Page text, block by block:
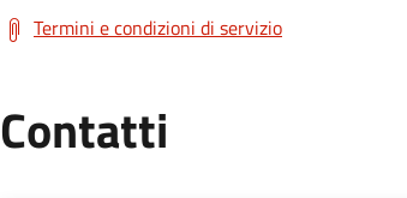
Termini e condizioni di servizio
Contatti